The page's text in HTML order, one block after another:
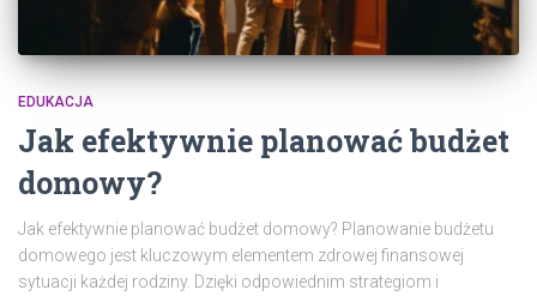
EDUKACJA
Jak efektywnie planować budżet
domowy?
Jak efektywnie planować budżet domowy? Planowanie budżetu
domowego jest kluczowym elementem zdrowej finansowej
sytuacji każdej rodziny. Dzięki odpowiednim strategiom i